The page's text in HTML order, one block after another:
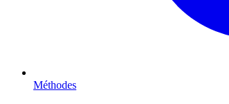
Méthodes